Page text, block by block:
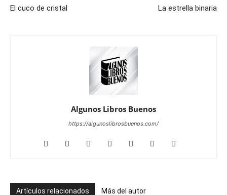
El cuco de cristal La estrella binaria
Algunos Libros Buenos
https://algunoslibrosbuenos.com/
Artículos relacionados Más del autor